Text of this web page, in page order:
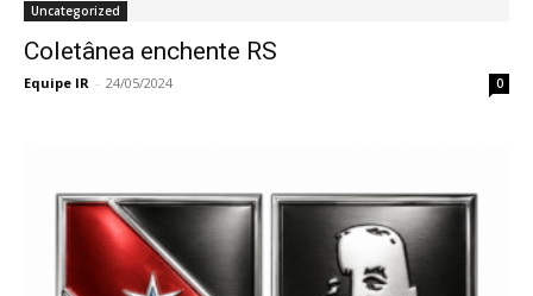
Uncategorized
Coletânea enchente RS
Equipe IR - 24/05/2024 0